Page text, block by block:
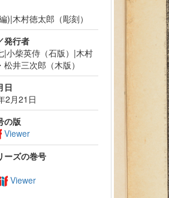
)|木村徳太郎（彫刻）
発行者
|小柴英侍（石版）|木村
井三次郎（木版）
日
2月21日
の版
Viewer
ーズの巻号
Viewer